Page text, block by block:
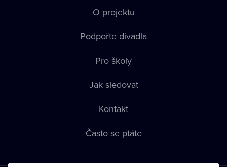
O projektu
Podpořte divadla
Pro školy
Jak sledovat
Kontakt
Často se ptáte